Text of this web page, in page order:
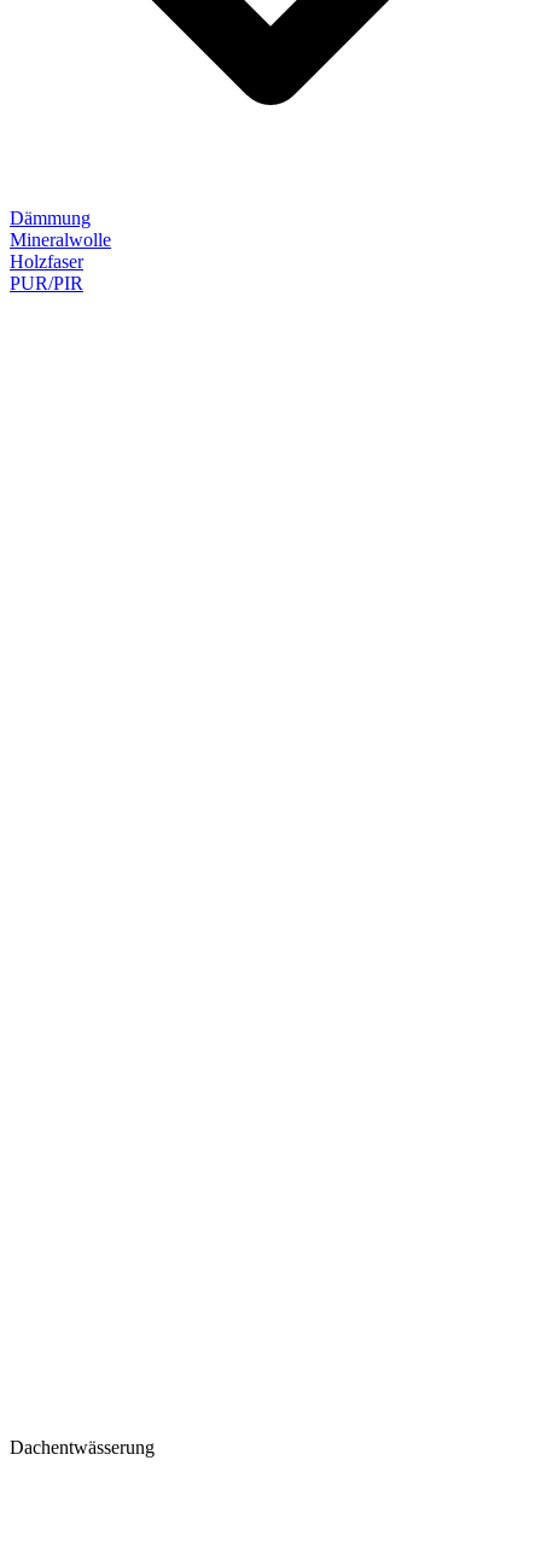
Dämmung
Mineralwolle
Holzfaser
PUR/PIR
Dachentwässerung